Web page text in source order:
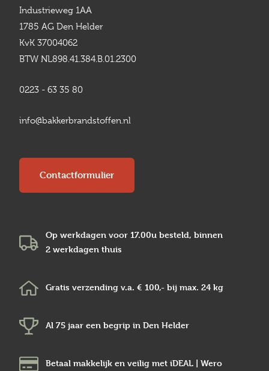
Industrieweg 1AA
1785 AG Den Helder
KvK 37004062
BTW NL898.41.384.B.01.2300
0223 - 63 35 80
info@bakkerbrandstoffen.nl
Contactformulier
Op werkdagen voor 17.00u besteld, binnen
2 werkdagen thuis
Gratis verzending v.a. € 100,- bij max. 24 kg
Al 75 jaar een begrip in Den Helder
Betaal makkelijk en veilig met iDEAL | Wero